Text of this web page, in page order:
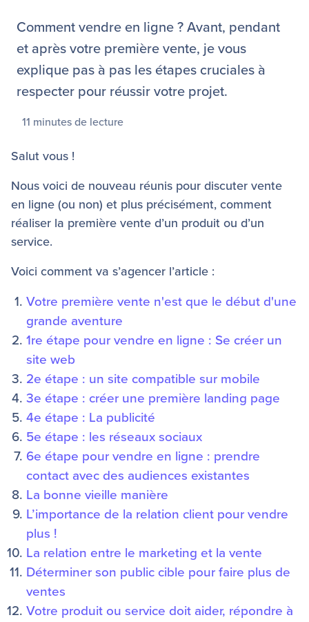
Comment vendre en ligne ? Avant, pendant
et après votre première vente, je vous
explique pas à pas les étapes cruciales à
respecter pour réussir votre projet.
11 minutes de lecture
Salut vous !
Nous voici de nouveau réunis pour discuter vente
en ligne (ou non) et plus précisément, comment
réaliser la première vente d’un produit ou d’un
service.
Voici comment va s’agencer l’article :
Votre première vente n'est que le début d'une
grande aventure
1re étape pour vendre en ligne : Se créer un
site web
2e étape : un site compatible sur mobile
3e étape : créer une première landing page
4e étape : La publicité
5e étape : les réseaux sociaux
6e étape pour vendre en ligne : prendre
contact avec des audiences existantes
La bonne vieille manière
L’importance de la relation client pour vendre
plus !
La relation entre le marketing et la vente
Déterminer son public cible pour faire plus de
ventes
Votre produit ou service doit aider, répondre à